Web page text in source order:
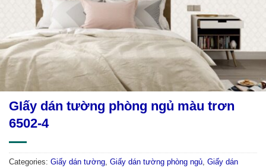
GIấy dán tường phòng ngủ màu trơn
6502-4
Categories: Giấy dán tường Giấy dán tường phòng ngủ Giấy dán